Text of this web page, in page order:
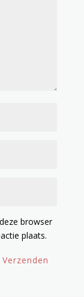
browser
plaats.